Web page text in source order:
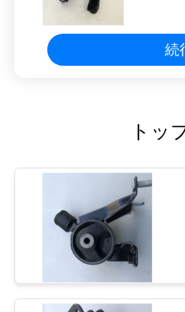
続
トッ